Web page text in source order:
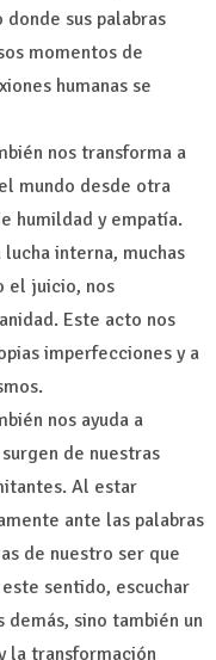
sus palabras
momentos de
humanas se
nos transforma a
mundo desde otra
humildad y empatía.
interna, muchas
el juicio, nos
Este acto nos
imperfecciones y a
nos ayuda a
de nuestras
Al estar
ante las palabras
de nuestro ser que
sentido, escuchar
sino también un
la transformación